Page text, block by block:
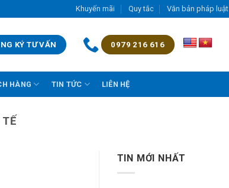
Khuyến mãi Quy tắc Văn bản pháp luật
KÝ TƯ VẤN 0979 216 616
HÀNG TIN TỨC LIÊN HỆ
TIN MỚI NHẤT